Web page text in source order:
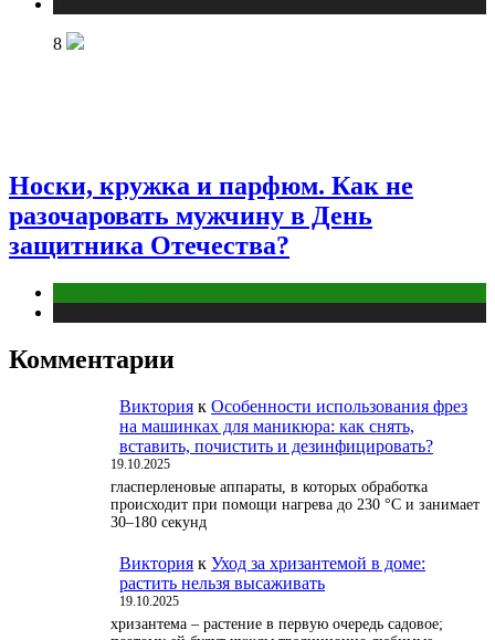
8
Носки, кружка и парфюм. Как не
разочаровать мужчину в День
защитника Отечества?
Комментарии
Виктория к Особенности использования фрез
на машинках для маникюра: как снять,
вставить, почистить и дезинфицировать?
19.10.2025
гласперленовые аппараты, в которых обработка
происходит при помощи нагрева до 230 °С и занимает
30–180 секунд
Виктория к Уход за хризантемой в доме:
растить нельзя высаживать
19.10.2025
хризантема – растение в первую очередь садовое;